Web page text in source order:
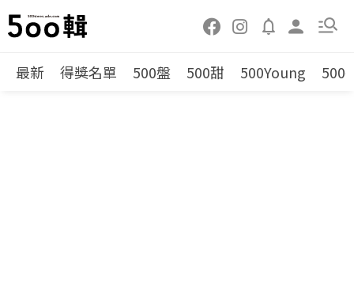
最新 得獎名單 500盤 500甜 500Young 500